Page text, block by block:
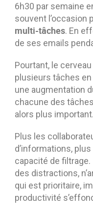
6h30 par semaine
souvent l’occasion
multi-tâches. En
de ses emails
Pourtant, le
plusieurs tâches
une augmentation
chacune des
alors plus important.
Plus les
d’informations,
capacité de
des distractions,
qui est prioritaire,
productivité